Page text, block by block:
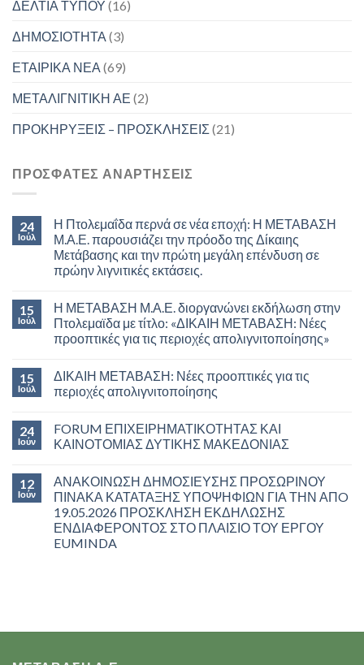
ΔΕΛΤΙΑ ΤΥΠΟΥ (16)
ΔΗΜΟΣΙΟΤΗΤΑ (3)
ΕΤΑΙΡΙΚΑ ΝΕΑ (69)
ΜΕΤΑΛΙΓΝΙΤΙΚΗ ΑΕ (2)
ΠΡΟΚΗΡΥΞΕΙΣ – ΠΡΟΣΚΛΗΣΕΙΣ (21)
ΠΡΟΣΦΑΤΕΣ ΑΝΑΡΤΗΣΕΙΣ
24
Ιούλ
Η Πτολεμαΐδα περνά σε νέα εποχή: Η ΜΕΤΑΒΑΣΗ
Μ.Α.Ε. παρουσιάζει την πρόοδο της Δίκαιης
Μετάβασης και την πρώτη μεγάλη επένδυση σε
πρώην λιγνιτικές εκτάσεις.
15
Ιούλ
Η ΜΕΤΑΒΑΣΗ Μ.Α.Ε. διοργανώνει εκδήλωση στην
Πτολεμαϊδα με τίτλο: «ΔΙΚΑΙΗ ΜΕΤΑΒΑΣΗ: Νέες
προοπτικές για τις περιοχές απολιγνιτοποίησης»
15
Ιούλ
ΔΙΚΑΙΗ ΜΕΤΑΒΑΣΗ: Νέες προοπτικές για τις
περιοχές απολιγνιτοποίησης
24
Ιούν
FORUM ΕΠΙΧΕΙΡΗΜΑΤΙΚΟΤΗΤΑΣ ΚΑΙ
ΚΑΙΝΟΤΟΜΙΑΣ ΔΥΤΙΚΗΣ ΜΑΚΕΔΟΝΙΑΣ
12
Ιούν
ΑΝΑΚΟΙΝΩΣΗ ΔΗΜΟΣΙΕΥΣΗΣ ΠΡΟΣΩΡΙΝΟΥ
ΠΙΝΑΚΑ ΚΑΤΑΤΑΞΗΣ ΥΠΟΨΗΦΙΩΝ ΓΙΑ ΤΗΝ ΑΠO
19.05.2026 ΠΡΟΣΚΛΗΣΗ ΕΚΔΗΛΩΣΗΣ
ΕΝΔΙΑΦΕΡΟΝΤΟΣ ΣΤΟ ΠΛΑΙΣΙΟ ΤΟΥ ΕΡΓΟΥ
EUMINDA